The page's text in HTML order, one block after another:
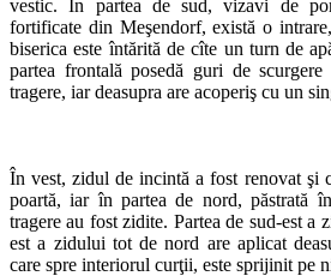
vestic. In partea de sud, vizavi de
fortificate din Meşendorf, există o
biserica este întărită de cîte un turn de
partea frontală posedă guri de
tragere, iar deasupra are acoperiş cu un
În vest, zidul de incintă a fost renovat şi
poartă, iar în partea de nord, păstrată
tragere au fost zidite. Partea de sud-est a
est a zidului tot de nord are aplicat
care spre interiorul curţii, este sprijinit pe